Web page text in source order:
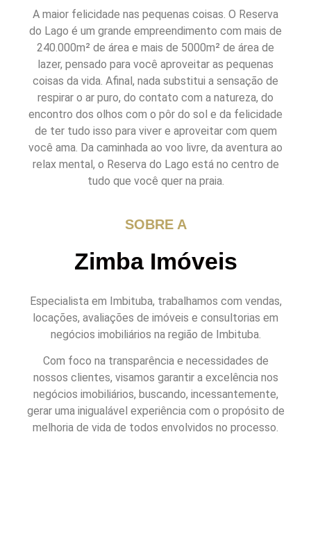
A maior felicidade nas pequenas coisas. O Reserva
do Lago é um grande empreendimento com mais de
240.000m² de área e mais de 5000m² de área de
lazer, pensado para você aproveitar as pequenas
coisas da vida. Afinal, nada substitui a sensação de
respirar o ar puro, do contato com a natureza, do
encontro dos olhos com o pôr do sol e da felicidade
de ter tudo isso para viver e aproveitar com quem
você ama. Da caminhada ao voo livre, da aventura ao
relax mental, o Reserva do Lago está no centro de
tudo que você quer na praia.
SOBRE A
Zimba Imóveis
Especialista em Imbituba, trabalhamos com vendas,
locações, avaliações de imóveis e consultorias em
negócios imobiliários na região de Imbituba.
Com foco na transparência e necessidades de
nossos clientes, visamos garantir a excelência nos
negócios imobiliários, buscando, incessantemente,
gerar uma inigualável experiência com o propósito de
melhoria de vida de todos envolvidos no processo.